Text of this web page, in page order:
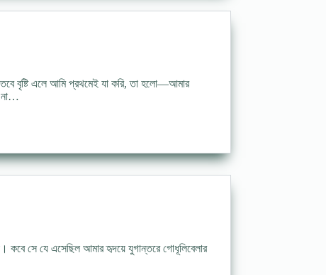
তবে বৃষ্টি এলে আমি প্রথমেই যা করি, তা হলো—আমার
না…
সে যে এসেছিল আমার হৃদয়ে যুগান্তরে গোধূলিবেলার